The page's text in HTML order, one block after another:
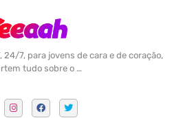
7, para jovens de cara e de coração,
tudo sobre o …